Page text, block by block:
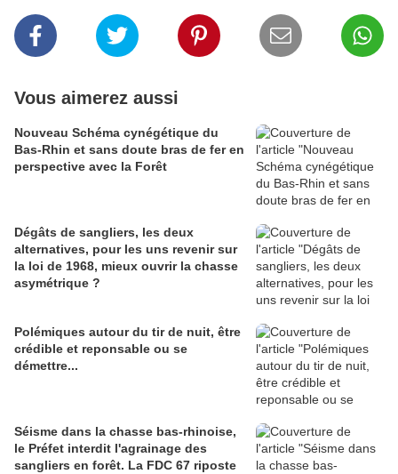
Vous aimerez aussi
Nouveau Schéma cynégétique du
Bas-Rhin et sans doute bras de fer en
perspective avec la Forêt
Dégâts de sangliers, les deux
alternatives, pour les uns revenir sur
la loi de 1968, mieux ouvrir la chasse
asymétrique ?
Polémiques autour du tir de nuit, être
crédible et reponsable ou se
démettre...
Séisme dans la chasse bas-rhinoise,
le Préfet interdit l'agrainage des
sangliers en forêt. La FDC 67 riposte